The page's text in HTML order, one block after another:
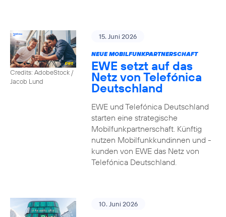
Credits: AdobeStock /
Jacob Lund
15. Juni 2026
NEUE MOBILFUNKPARTNERSCHAFT
EWE setzt auf das
Netz von Telefónica
Deutschland
EWE und Telefónica Deutschland
starten eine strategische
Mobilfunkpartnerschaft. Künftig
nutzen Mobilfunkkundinnen und -
kunden von EWE das Netz von
Telefónica Deutschland.
10. Juni 2026